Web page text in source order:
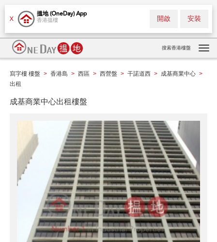
X
搵地 (OneDay) App
香港搵樓 安裝
開啟
搜索香港樓盤
寫字樓 樓盤 > 香港島 > 西區 > 西營盤 > 干諾道西 > 成基商業中心 >
出租
成基商業中心出租樓盤